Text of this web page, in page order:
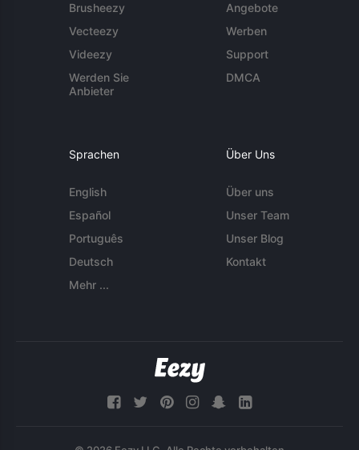
Brusheezy
Vecteezy
Videezy
Werden Sie
Anbieter
Angebote
Werben
Support
DMCA
Sprachen
English
Español
Português
Deutsch
Mehr ...
Über Uns
Über uns
Unser Team
Unser Blog
Kontakt